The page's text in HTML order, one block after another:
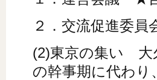
２．交流促進委
(2)東京の集い 大
の幹事期に代わり